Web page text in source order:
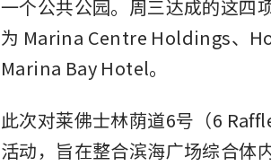
一个公共公园。周三达成的这四
为 Marina Centre Holdings、
Marina Bay Hotel。
此次对莱佛士林荫道6号（6
活动，旨在整合滨海广场综合体